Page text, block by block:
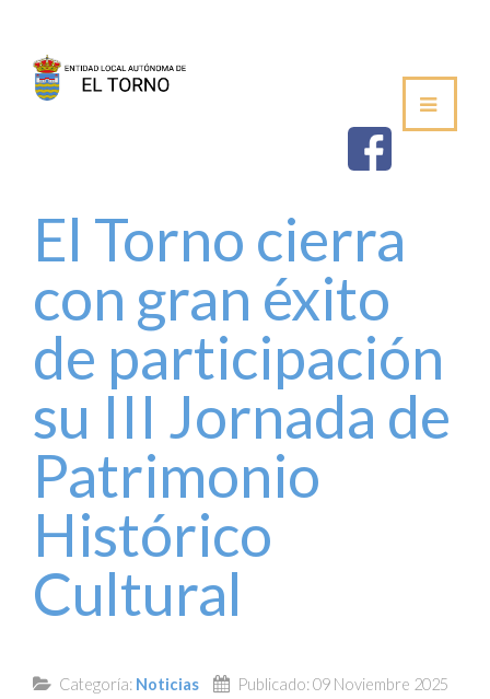
SALUDA DEL ALCALDE
CORPORACIÓN MUNICIPAL
VOCALÍAS / DELEGACIONES
PLENOS DE LA JUNTA VECINAL
PERFIL DE CONTRATANTE
TRANSPARENCIA
El Torno cierra
con gran éxito
de participación
su III Jornada de
Patrimonio
Histórico
Cultural
Categoría: Noticias Publicado: 09 Noviembre 2025